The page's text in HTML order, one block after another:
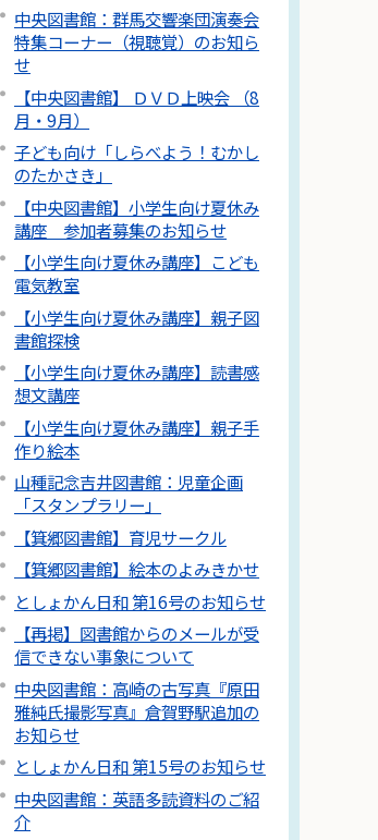
中央図書館：群馬交響楽団演奏会
特集コーナー（視聴覚）のお知ら
せ
【中央図書館】 ＤＶＤ上映会 （8
月・9月）
子ども向け「しらべよう！むかし
のたかさき」
【中央図書館】小学生向け夏休み
講座 参加者募集のお知らせ
【小学生向け夏休み講座】こども
電気教室
【小学生向け夏休み講座】親子図
書館探検
【小学生向け夏休み講座】読書感
想文講座
【小学生向け夏休み講座】親子手
作り絵本
山種記念吉井図書館：児童企画
「スタンプラリー」
【箕郷図書館】育児サークル
【箕郷図書館】絵本のよみきかせ
としょかん日和 第16号のお知らせ
【再掲】図書館からのメールが受
信できない事象について
中央図書館：高崎の古写真『原田
雅純氏撮影写真』倉賀野駅追加の
お知らせ
としょかん日和 第15号のお知らせ
中央図書館：英語多読資料のご紹
介